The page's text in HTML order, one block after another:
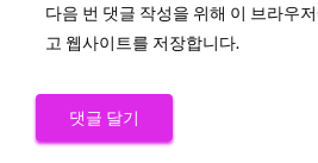
다음 번 댓글 작성을 위해 이 브라우
고 웹사이트를 저장합니다.